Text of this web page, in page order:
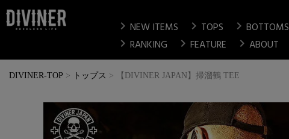
chevron_right NEW ITEMS chevron_right TOPS chevron_right BOTTOMS
chevron_right RANKING chevron_right FEATURE chevron_right ABOUT
DIVINER-TOP トップス 【DIVINER JAPAN】掃溜鶴 TEE